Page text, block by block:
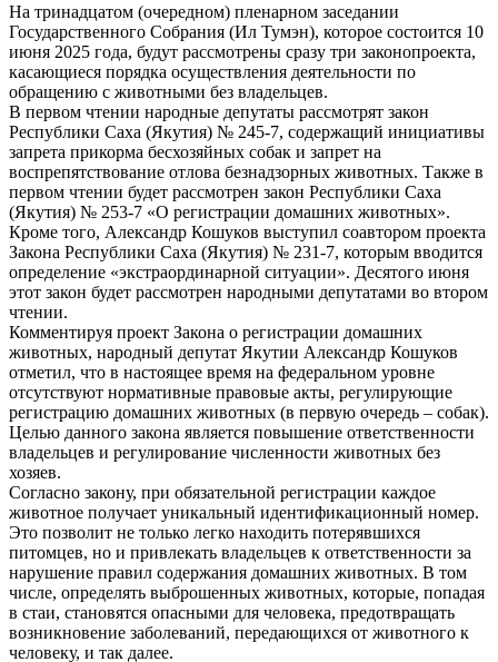
На тринадцатом (очередном) пленарном заседании
Государственного Собрания (Ил Тумэн), которое состоится 10
июня 2025 года, будут рассмотрены сразу три законопроекта,
касающиеся порядка осуществления деятельности по
обращению с животными без владельцев.
В первом чтении народные депутаты рассмотрят закон
Республики Саха (Якутия) № 245-7, содержащий инициативы
запрета прикорма бесхозяйных собак и запрет на
воспрепятствование отлова безнадзорных животных. Также в
первом чтении будет рассмотрен закон Республики Саха
(Якутия) № 253-7 «О регистрации домашних животных».
Кроме того, Александр Кошуков выступил соавтором проекта
Закона Республики Саха (Якутия) № 231-7, которым вводится
определение «экстраординарной ситуации». Десятого июня
этот закон будет рассмотрен народными депутатами во втором
чтении.
Комментируя проект Закона о регистрации домашних
животных, народный депутат Якутии Александр Кошуков
отметил, что в настоящее время на федеральном уровне
отсутствуют нормативные правовые акты, регулирующие
регистрацию домашних животных (в первую очередь – собак).
Целью данного закона является повышение ответственности
владельцев и регулирование численности животных без
хозяев.
Согласно закону, при обязательной регистрации каждое
животное получает уникальный идентификационный номер.
Это позволит не только легко находить потерявшихся
питомцев, но и привлекать владельцев к ответственности за
нарушение правил содержания домашних животных. В том
числе, определять выброшенных животных, которые, попадая
в стаи, становятся опасными для человека, предотвращать
возникновение заболеваний, передающихся от животного к
человеку, и так далее.